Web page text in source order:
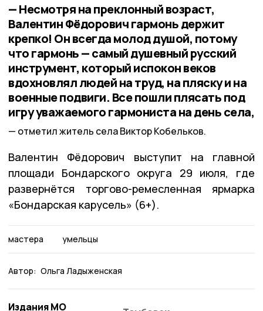
— Несмотря на преклонный возраст,
Валентин Фёдорович гармонь держит
крепко! Он всегда молод душой, потому
что гармонь — самый душевный русский
инструмент, который испокон веков
вдохновлял людей на труд, на пляску и на
военные подвиги. Все пошли плясать под
игру уважаемого гармониста на день села,
отметил житель села Виктор Кобельков.
Валентин Фёдорович выступит на главной
площади Бондарского округа 29 июля, где
развернётся торгово-ремесленная ярмарка
«Бондарская карусель» (6+).
мастера умельцы
Автор: Ольга Ладыженская
Издания МО